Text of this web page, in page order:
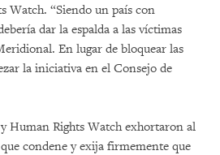
Watch. “Siendo un país con
dar la espalda a las víctimas
En lugar de bloquear las
la iniciativa en el Consejo de
Human Rights Watch exhortaron al
condene y exija firmemente que